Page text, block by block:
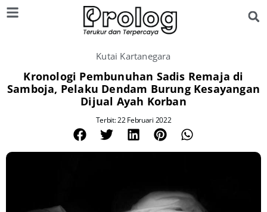
Kutai Kartanegara
Kronologi Pembunuhan Sadis Remaja di
Samboja, Pelaku Dendam Burung Kesayangan
Dijual Ayah Korban
Terbit: 22 Februari 2022